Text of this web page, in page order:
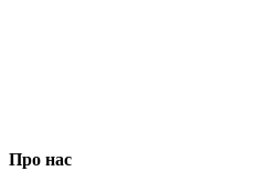
Про нас